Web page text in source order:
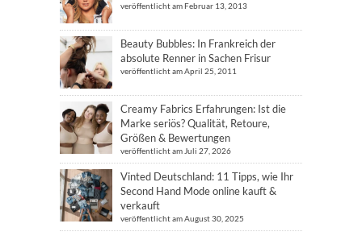
veröffentlicht am Februar 13, 2013
Beauty Bubbles: In Frankreich der
absolute Renner in Sachen Frisur
veröffentlicht am April 25, 2011
Creamy Fabrics Erfahrungen: Ist die
Marke seriös? Qualität, Retoure,
Größen & Bewertungen
veröffentlicht am Juli 27, 2026
Vinted Deutschland: 11 Tipps, wie Ihr
Second Hand Mode online kauft &
verkauft
veröffentlicht am August 30, 2025